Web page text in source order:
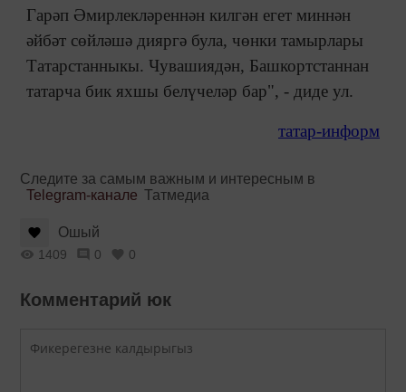
Гарәп Әмирлекләреннән килгән егет миннән
әйбәт сөйләшә дияргә була, чөнки тамырлары
Татарстанныкы. Чувашиядән, Башкортстаннан
татарча бик яхшы белүчеләр бар", - диде ул.
татар-информ
Следите за самым важным и интересным в
Telegram-канале Татмедиа
Ошый
1409 0 0
Комментарий юк